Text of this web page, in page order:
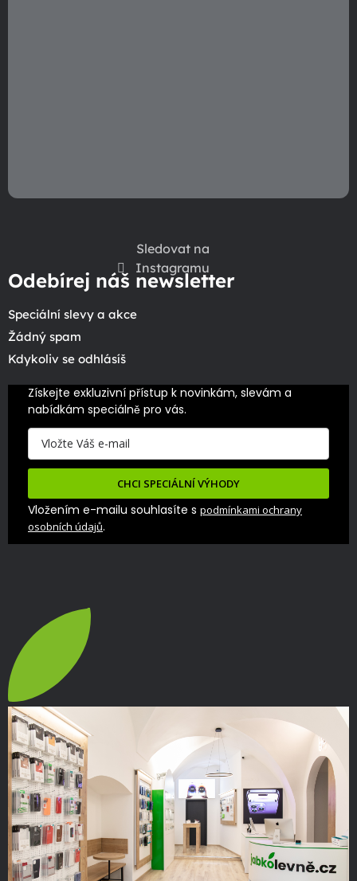
Sledovat na
Instagramu
Odebírej náš newsletter
Speciální slevy a akce
Žádný spam
Kdykoliv se odhlásíš
Získejte exkluzivní přístup k novinkám, slevám a
nabídkám speciálně pro vás.
CHCI SPECIÁLNÍ VÝHODY
Vložením e-mailu souhlasíte s podmínkami ochrany
osobních údajů.